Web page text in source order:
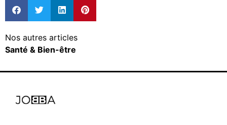
Nos autres articles
Santé & Bien-être